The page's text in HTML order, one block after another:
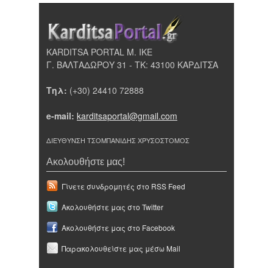
KARDITSA PORTAL Μ. ΙΚΕ
Γ. ΒΑΛΤΑΔΩΡΟΥ 31 - ΤΚ: 43100 ΚΑΡΔΙΤΣΑ
Τηλ: (+30) 24410 72888
e-mail: karditsaportal@gmail.com
ΔΙΕΥΘΥΝΣΗ ΤΣΟΜΠΑΝΙΔΗΣ ΧΡΥΣΟΣΤΟΜΟΣ
Ακολουθήστε μας!
Γίνετε συνδρομητές στο RSS Feed
Ακολουθήστε μας στο Twitter
Ακολουθήστε μας στο Facebook
Παρακολουθείστε μας μέσω Mail